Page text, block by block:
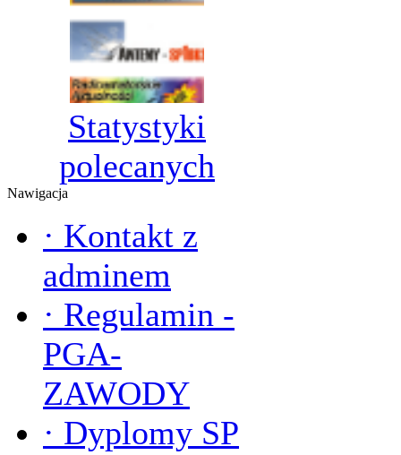
Statystyki
polecanych
Nawigacja
· Kontakt z
adminem
· Regulamin -
PGA-
ZAWODY
· Dyplomy SP